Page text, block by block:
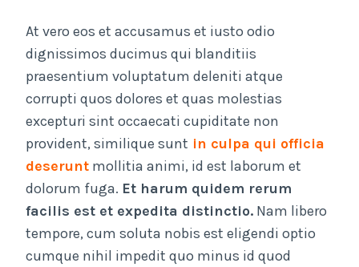
At vero eos et accusamus et iusto odio
dignissimos ducimus qui blanditiis
praesentium voluptatum deleniti atque
corrupti quos dolores et quas molestias
excepturi sint occaecati cupiditate non
provident, similique sunt in culpa qui officia
deserunt mollitia animi, id est laborum et
dolorum fuga. Et harum quidem rerum
facilis est et expedita distinctio. Nam libero
tempore, cum soluta nobis est eligendi optio
cumque nihil impedit quo minus id quod